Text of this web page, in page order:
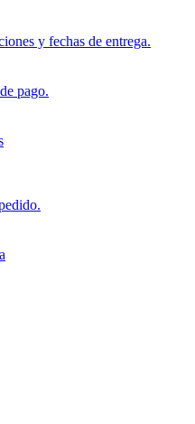
y fechas de entrega.
pago.